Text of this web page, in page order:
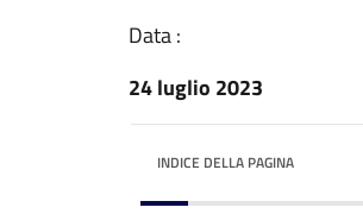
Data :
24 luglio 2023
INDICE DELLA PAGINA